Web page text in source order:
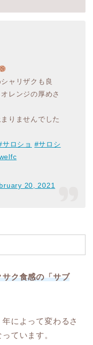
ャリザクも良
レンジの厚めさ
りませんでした
サロショ #サロシ
20, 2021
ク食感の「サブ
によって変わるさ
ています。